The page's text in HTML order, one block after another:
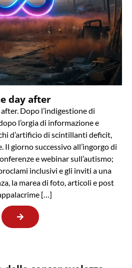
day after
Dopo l’indigestione di
l’orgia di informazione e
d’artificio di scintillanti deficit,
giorno successivo all’ingorgo di
e webinar sull’autismo;
inclusivi e gli inviti a una
la marea di foto, articoli e post
[…]